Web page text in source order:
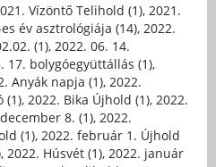
Vízöntő Telihold (1), 2021.
év asztrológiája (14), 2022.
(1), 2022. 06. 14.
17. bolygóegyüttállás (1),
Anyák napja (1), 2022.
(1), 2022. Bika Újhold (1), 2022.
8. (1), 2022.
(1), 2022. február 1. Újhold
, 2022. Húsvét (1), 2022. január